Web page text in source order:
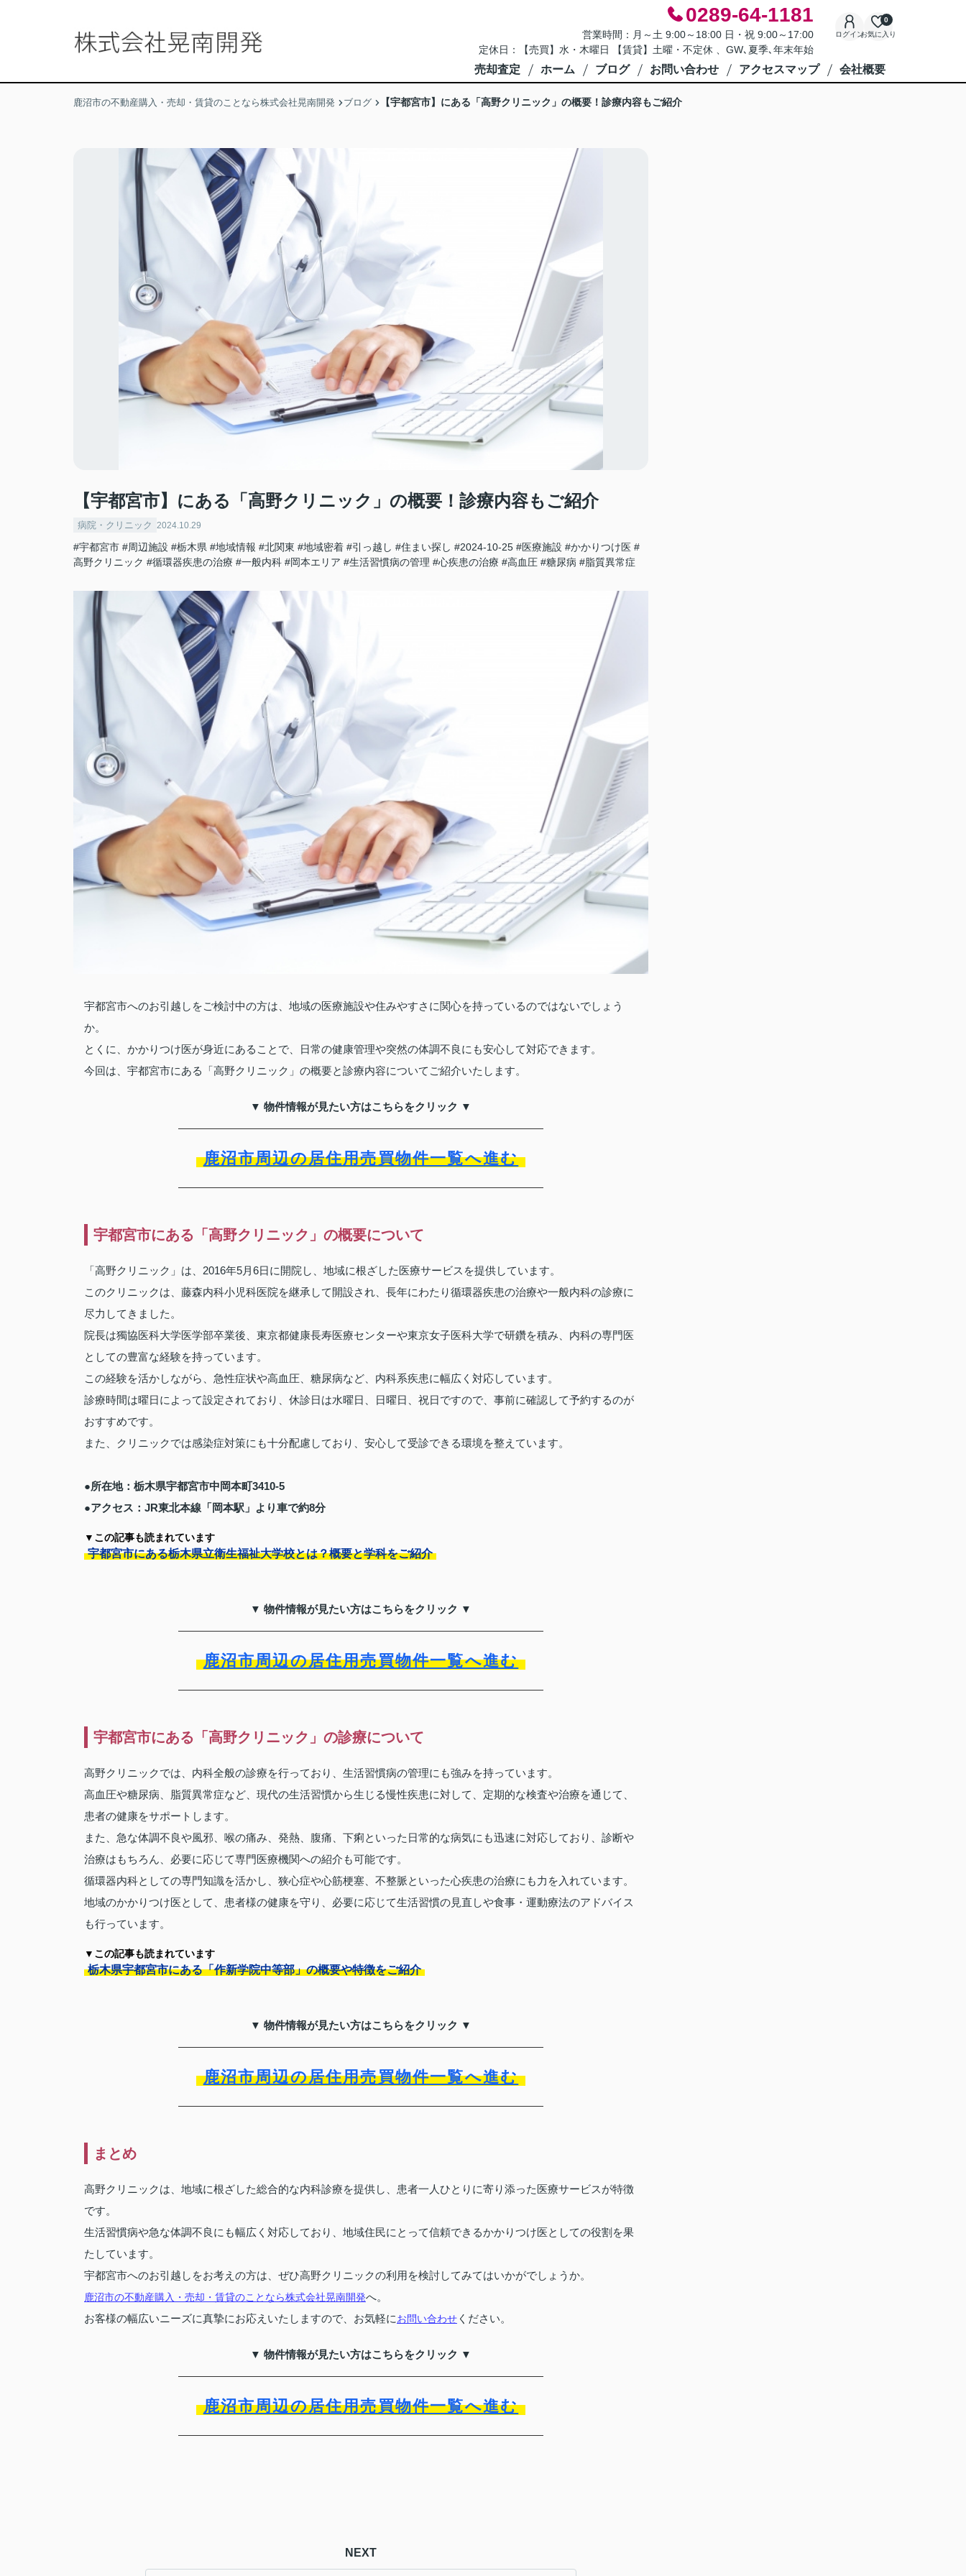
0289-64-1181
営業時間：月～土 9:00～18:00 日・祝 9:00～17:00
定休日：【売買】水・木曜日 【賃貸】土曜・不定休 、GW､夏季､年末年始
ログインお気に入り
0
売却査定 ホーム ブログ お問い合わせ アクセスマップ 会社概要
鹿沼市の不動産購入・売却・賃貸のことなら株式会社晃南開発 ブログ 【宇都宮市】にある「高野クリニック」の概要！診療内容もご紹介
【宇都宮市】にある「高野クリニック」の概要！診療内容もご紹介
病院・クリニック 2024.10.29
#宇都宮市 #周辺施設 #栃木県 #地域情報 #北関東 #地域密着 #引っ越し #住まい探し #2024-10-25 #医療施設 #かかりつけ医 #
高野クリニック #循環器疾患の治療 #一般内科 #岡本エリア #生活習慣病の管理 #心疾患の治療 #高血圧 #糖尿病 #脂質異常症
宇都宮市へのお引越しをご検討中の方は、地域の医療施設や住みやすさに関心を持っているのではないでしょう
か。
とくに、かかりつけ医が身近にあることで、日常の健康管理や突然の体調不良にも安心して対応できます。
今回は、宇都宮市にある「高野クリニック」の概要と診療内容についてご紹介いたします。
▼ 物件情報が見たい方はこちらをクリック ▼
鹿沼市周辺の居住用売買物件一覧へ進む
宇都宮市にある「高野クリニック」の概要について
「高野クリニック」は、2016年5月6日に開院し、地域に根ざした医療サービスを提供しています。
このクリニックは、藤森内科小児科医院を継承して開設され、長年にわたり循環器疾患の治療や一般内科の診療に
尽力してきました。
院長は獨協医科大学医学部卒業後、東京都健康長寿医療センターや東京女子医科大学で研鑽を積み、内科の専門医
としての豊富な経験を持っています。
この経験を活かしながら、急性症状や高血圧、糖尿病など、内科系疾患に幅広く対応しています。
診療時間は曜日によって設定されており、休診日は水曜日、日曜日、祝日ですので、事前に確認して予約するのが
おすすめです。
また、クリニックでは感染症対策にも十分配慮しており、安心して受診できる環境を整えています。
●所在地：栃木県宇都宮市中岡本町3410-5
●アクセス：JR東北本線「岡本駅」より車で約8分
▼この記事も読まれています
宇都宮市にある栃木県立衛生福祉大学校とは？概要と学科をご紹介
▼ 物件情報が見たい方はこちらをクリック ▼
鹿沼市周辺の居住用売買物件一覧へ進む
宇都宮市にある「高野クリニック」の診療について
高野クリニックでは、内科全般の診療を行っており、生活習慣病の管理にも強みを持っています。
高血圧や糖尿病、脂質異常症など、現代の生活習慣から生じる慢性疾患に対して、定期的な検査や治療を通じて、
患者の健康をサポートします。
また、急な体調不良や風邪、喉の痛み、発熱、腹痛、下痢といった日常的な病気にも迅速に対応しており、診断や
治療はもちろん、必要に応じて専門医療機関への紹介も可能です。
循環器内科としての専門知識を活かし、狭心症や心筋梗塞、不整脈といった心疾患の治療にも力を入れています。
地域のかかりつけ医として、患者様の健康を守り、必要に応じて生活習慣の見直しや食事・運動療法のアドバイス
も行っています。
▼この記事も読まれています
栃木県宇都宮市にある「作新学院中等部」の概要や特徴をご紹介
▼ 物件情報が見たい方はこちらをクリック ▼
鹿沼市周辺の居住用売買物件一覧へ進む
まとめ
高野クリニックは、地域に根ざした総合的な内科診療を提供し、患者一人ひとりに寄り添った医療サービスが特徴
です。
生活習慣病や急な体調不良にも幅広く対応しており、地域住民にとって信頼できるかかりつけ医としての役割を果
たしています。
宇都宮市へのお引越しをお考えの方は、ぜひ高野クリニックの利用を検討してみてはいかがでしょうか。
鹿沼市の不動産購入・売却・賃貸のことなら株式会社晃南開発へ。
お客様の幅広いニーズに真摯にお応えいたしますので、お気軽にお問い合わせ ください。
▼ 物件情報が見たい方はこちらをクリック ▼
鹿沼市周辺の居住用売買物件一覧へ進む
NEXT